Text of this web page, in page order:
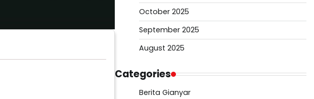
October 2025
September 2025
August 2025
Categories
Berita Gianyar